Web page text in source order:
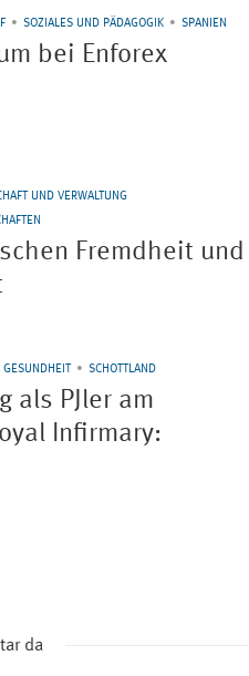
SOZIALES UND PÄDAGOGIK SPANIEN
bei Enforex
UND VERWALTUNG
Fremdheit und
SCHOTTLAND
als PJler am
Infirmary:
da